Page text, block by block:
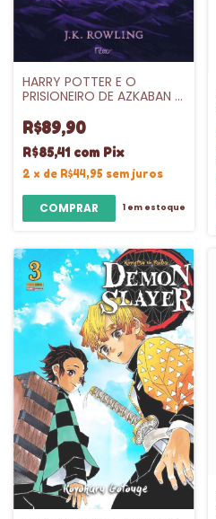
HARRY POTTER E O
PRISIONEIRO DE AZKABAN -
R$89,90
R$85,41 com Pix
2 x de R$44,95 sem juros
1 em estoque